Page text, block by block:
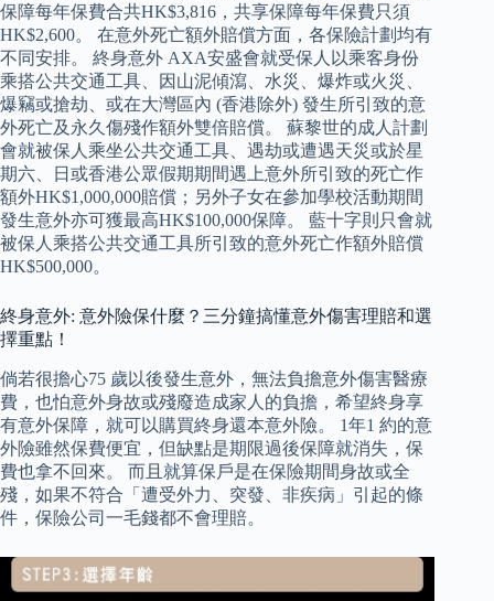
保障每年保費合共HK$3,816，共享保障每年保費只須
HK$2,600。 在意外死亡額外賠償方面，各保險計劃均有
不同安排。 終身意外 AXA安盛會就受保人以乘客身份
乘搭公共交通工具、因山泥傾瀉、水災、爆炸或火災、
爆竊或搶劫、或在大灣區內 (香港除外) 發生所引致的意
外死亡及永久傷殘作額外雙倍賠償。 蘇黎世的成人計劃
會就被保人乘坐公共交通工具、遇劫或遭遇天災或於星
期六、日或香港公眾假期期間遇上意外所引致的死亡作
額外HK$1,000,000賠償；另外子女在參加學校活動期間
發生意外亦可獲最高HK$100,000保障。 藍十字則只會就
被保人乘搭公共交通工具所引致的意外死亡作額外賠償
HK$500,000。
終身意外: 意外險保什麼？三分鐘搞懂意外傷害理賠和選
擇重點！
倘若很擔心75 歲以後發生意外，無法負擔意外傷害醫療
費，也怕意外身故或殘廢造成家人的負擔，希望終身享
有意外保障，就可以購買終身還本意外險。 1年1 約的意
外險雖然保費便宜，但缺點是期限過後保障就消失，保
費也拿不回來。 而且就算保戶是在保險期間身故或全
殘，如果不符合「遭受外力、突發、非疾病」引起的條
件，保險公司一毛錢都不會理賠。